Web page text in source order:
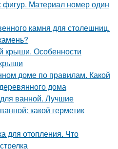
фигур. Материал номер один
камня для столешниц.
крыши. Особенности
доме по правилам. Какой
дома
ванной. Лучшие
какой герметик
для отопления. Что